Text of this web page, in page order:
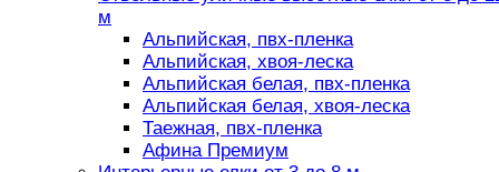
м
Альпийская, пвх-пленка
Альпийская, хвоя-леска
Альпийская белая, пвх-пленка
Альпийская белая, хвоя-леска
Таежная, пвх-пленка
Афина Премиум